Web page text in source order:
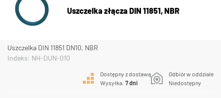
Uszczelka złącza DIN 11851, NBR
Uszczelka DIN 11851 DN10, NBR
Indeks: NH-DUN-010
Dostępny z dostawą
Wysyłka: 7 dni
Odbiór w oddziale
Niedostępny